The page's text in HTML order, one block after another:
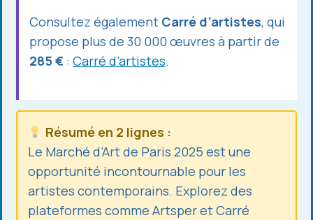
Consultez également Carré d’artistes, qui
propose plus de 30 000 œuvres à partir de
285 € : Carré d’artistes.
Résumé en 2 lignes :
Le Marché d’Art de Paris 2025 est une
opportunité incontournable pour les
artistes contemporains. Explorez des
plateformes comme Artsper et Carré